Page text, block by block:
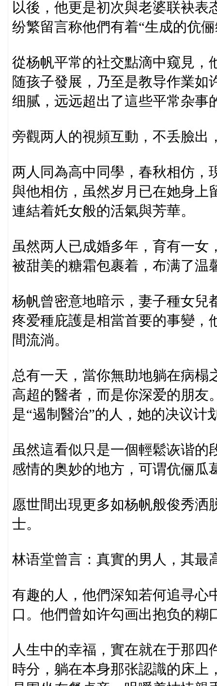
以後，他更是初次與老婆联袂
纷繁留言称他們有着“生成的伉
從杨帆平常的社交點滴中窥見，
随孩子發展，乃至是教导作業如
细腻，远远超出了這些平常杂事
旁觀两人的視頻互動，不丢臉出
两人同為高中同學，春秋相仿，
與他相仿，虽然岁月已在她身上
連結着奼女般的活氣與芳華。
虽然两人已成婚多年，育有一女
被甜美的糖霜包裹着，布满了温
杨帆曾密意地暗示，妻子種女兒
疼爱種庇護是相當首要的事變，
間流淌。
总有一天，當你無助地躺在病榻
高超的醫者，而是你深爱的朋友
是“遏制醫治”的人，她的决议计
虽然這看似只是一個輕鬆诙谐的
感情的奥妙的地方，可谓伉俪瓜
愿世間出現更多如杨帆般俊秀洒
士。
林语堂曾言：真實的男人，其最
有趣的人，他們深知若何追寻心
口。他們曾如许勾画出抱负的糊
人生中的幸福，實在就在于那
時分，躺在本身那张認識的床上